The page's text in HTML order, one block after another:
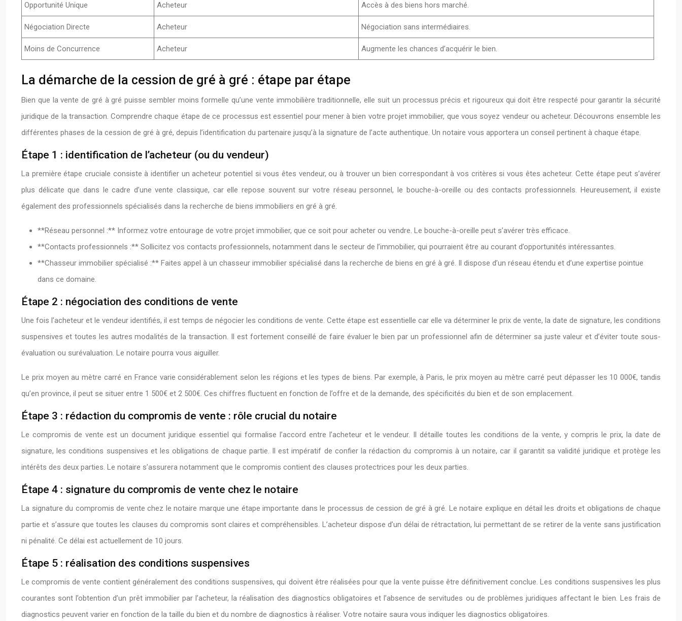
Opportunité Unique Acheteur Accès à des biens hors marché.
Négociation Directe Acheteur Négociation sans intermédiaires.
Moins de Concurrence Acheteur Augmente les chances d’acquérir le bien.
La démarche de la cession de gré à gré : étape par étape
Bien que la vente de gré à gré puisse sembler moins formelle qu’une vente immobilière traditionnelle, elle suit un processus précis et rigoureux qui doit être respecté pour garantir la sécurité
juridique de la transaction. Comprendre chaque étape de ce processus est essentiel pour mener à bien votre projet immobilier, que vous soyez vendeur ou acheteur. Découvrons ensemble les
différentes phases de la cession de gré à gré, depuis l’identification du partenaire jusqu’à la signature de l’acte authentique. Un notaire vous apportera un conseil pertinent à chaque étape.
Étape 1 : identification de l’acheteur (ou du vendeur)
La première étape cruciale consiste à identifier un acheteur potentiel si vous êtes vendeur, ou à trouver un bien correspondant à vos critères si vous êtes acheteur. Cette étape peut s’avérer
plus délicate que dans le cadre d’une vente classique, car elle repose souvent sur votre réseau personnel, le bouche-à-oreille ou des contacts professionnels. Heureusement, il existe
également des professionnels spécialisés dans la recherche de biens immobiliers en gré à gré.
**Réseau personnel :** Informez votre entourage de votre projet immobilier, que ce soit pour acheter ou vendre. Le bouche-à-oreille peut s’avérer très efficace.
**Contacts professionnels :** Sollicitez vos contacts professionnels, notamment dans le secteur de l’immobilier, qui pourraient être au courant d’opportunités intéressantes.
**Chasseur immobilier spécialisé :** Faites appel à un chasseur immobilier spécialisé dans la recherche de biens en gré à gré. Il dispose d’un réseau étendu et d’une expertise pointue
dans ce domaine.
Étape 2 : négociation des conditions de vente
Une fois l’acheteur et le vendeur identifiés, il est temps de négocier les conditions de vente. Cette étape est essentielle car elle va déterminer le prix de vente, la date de signature, les conditions
suspensives et toutes les autres modalités de la transaction. Il est fortement conseillé de faire évaluer le bien par un professionnel afin de déterminer sa juste valeur et d’éviter toute sous-
évaluation ou surévaluation. Le notaire pourra vous aiguiller.
Le prix moyen au mètre carré en France varie considérablement selon les régions et les types de biens. Par exemple, à Paris, le prix moyen au mètre carré peut dépasser les 10 000€, tandis
qu’en province, il peut se situer entre 1 500€ et 2 500€. Ces chiffres fluctuent en fonction de l’offre et de la demande, des spécificités du bien et de son emplacement.
Étape 3 : rédaction du compromis de vente : rôle crucial du notaire
Le compromis de vente est un document juridique essentiel qui formalise l’accord entre l’acheteur et le vendeur. Il détaille toutes les conditions de la vente, y compris le prix, la date de
signature, les conditions suspensives et les obligations de chaque partie. Il est impératif de confier la rédaction du compromis à un notaire, car il garantit sa validité juridique et protège les
intérêts des deux parties. Le notaire s’assurera notamment que le compromis contient des clauses protectrices pour les deux parties.
Étape 4 : signature du compromis de vente chez le notaire
La signature du compromis de vente chez le notaire marque une étape importante dans le processus de cession de gré à gré. Le notaire explique en détail les droits et obligations de chaque
partie et s’assure que toutes les clauses du compromis sont claires et compréhensibles. L’acheteur dispose d’un délai de rétractation, lui permettant de se retirer de la vente sans justification
ni pénalité. Ce délai est actuellement de 10 jours.
Étape 5 : réalisation des conditions suspensives
Le compromis de vente contient généralement des conditions suspensives, qui doivent être réalisées pour que la vente puisse être définitivement conclue. Les conditions suspensives les plus
courantes sont l’obtention d’un prêt immobilier par l’acheteur, la réalisation des diagnostics obligatoires et l’absence de servitudes ou de problèmes juridiques affectant le bien. Les frais de
diagnostics peuvent varier en fonction de la taille du bien et du nombre de diagnostics à réaliser. Votre notaire saura vous indiquer les diagnostics obligatoires.